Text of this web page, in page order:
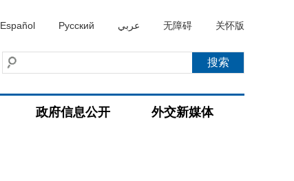
Español Русский عربي 无障碍 关怀版
政府信息公开 外交新媒体